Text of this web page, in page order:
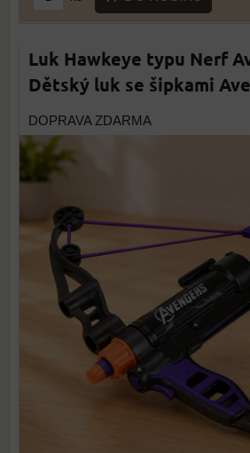
Luk Hawkeye typu Nerf
Dětský luk se šipkami
DOPRAVA ZDARMA